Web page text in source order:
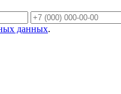
данных.